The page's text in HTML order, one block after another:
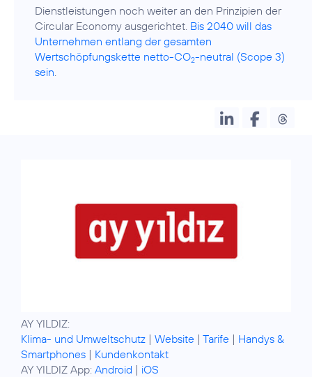
Dienstleistungen noch weiter an den Prinzipien der
Circular Economy ausgerichtet. Bis 2040 will das
Unternehmen entlang der gesamten
Wertschöpfungskette netto-CO2-neutral (Scope 3)
sein.
Klima- und Umweltschutz | Website | Tarife | Handys &
Smartphones | Kundenkontakt
AY YILDIZ App: Android | iOS